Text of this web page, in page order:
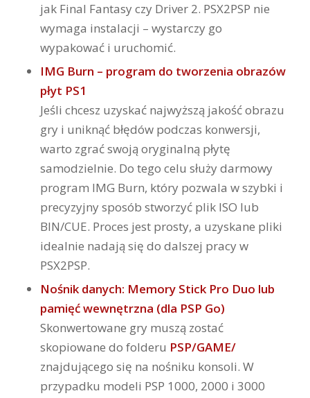
jak Final Fantasy czy Driver 2. PSX2PSP nie
wymaga instalacji – wystarczy go
wypakować i uruchomić.
IMG Burn – program do tworzenia obrazów
płyt PS1
Jeśli chcesz uzyskać najwyższą jakość obrazu
gry i uniknąć błędów podczas konwersji,
warto zgrać swoją oryginalną płytę
samodzielnie. Do tego celu służy darmowy
program IMG Burn, który pozwala w szybki i
precyzyjny sposób stworzyć plik ISO lub
BIN/CUE. Proces jest prosty, a uzyskane pliki
idealnie nadają się do dalszej pracy w
PSX2PSP.
Nośnik danych: Memory Stick Pro Duo lub
pamięć wewnętrzna (dla PSP Go)
Skonwertowane gry muszą zostać
skopiowane do folderu PSP/GAME/
znajdującego się na nośniku konsoli. W
przypadku modeli PSP 1000, 2000 i 3000